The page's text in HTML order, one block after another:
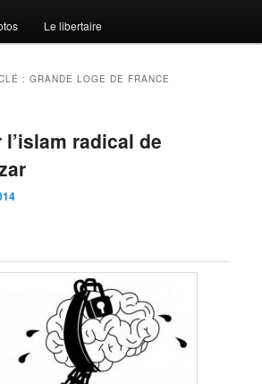
Le libertaire
CLÉ :GRANDE LOGE DE FRANCE
radical de